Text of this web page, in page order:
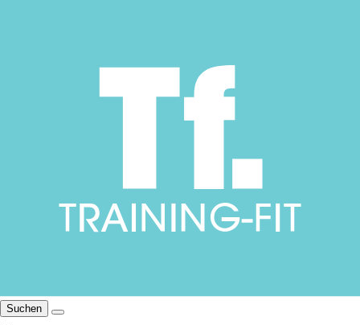
Suchen